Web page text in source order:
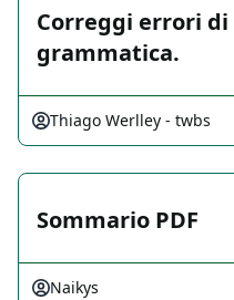
Correggi errori
grammatica.
Thiago Werlley - twbs
Sommario PDF
Naikys